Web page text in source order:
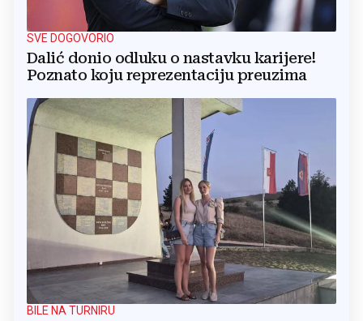
SVE DOGOVORIO
Dalić donio odluku o nastavku karijere!
Poznato koju reprezentaciju preuzima
BILE NA TURNIRU